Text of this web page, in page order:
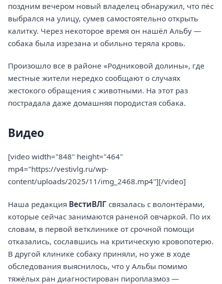
поздним вечером новый владелец обнаружил, что пёс
выбрался на улицу, сумев самостоятельно открыть
калитку. Через некоторое время он нашёл Альбу —
собака была изрезана и обильно теряла кровь.
Произошло все в районе «Родниковой долины», где
местные жители нередко сообщают о случаях
жестокого обращения с животными. На этот раз
пострадала даже домашняя породистая собака.
Видео
[video width="848" height="464"
mp4="https://vestivlg.ru/wp-
content/uploads/2025/11/img_2468.mp4"][/video]
Наша редакция ВестиВЛГ связалась с волонтёрами,
которые сейчас занимаются раненой овчаркой. По их
словам, в первой ветклинике от срочной помощи
отказались, сославшись на критическую кровопотерю.
В другой клинике собаку приняли, но уже в ходе
обследования выяснилось, что у Альбы помимо
тяжёлых ран диагностирован пироплазмоз —